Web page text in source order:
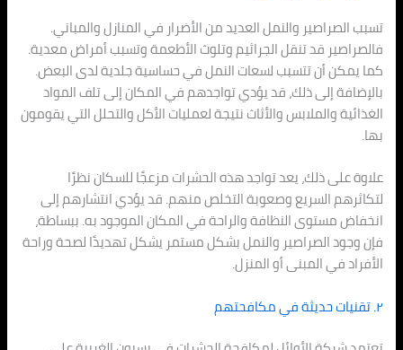
تسبب الصراصير والنمل العديد من الأضرار في المنازل والمباني.
فالصراصير قد تنقل الجراثيم وتلوث الأطعمة وتسبب أمراض معدية.
كما يمكن أن تتسبب لسعات النمل في حساسية جلدية لدى البعض.
بالإضافة إلى ذلك، قد يؤدي تواجدهم في المكان إلى تلف المواد
الغذائية والملابس والأثاث نتيجة لعمليات الأكل والتحلل التي يقومون
بها.
علاوة على ذلك، يعد تواجد هذه الحشرات مزعجًا للسكان نظرًا
لتكاثرهم السريع وصعوبة التخلص منهم. قد يؤدي انتشارهم إلى
انخفاض مستوى النظافة والراحة في المكان الموجود به. ببساطة،
فإن وجود الصراصير والنمل بشكل مستمر يشكل تهديدًا لصحة وراحة
الأفراد في المبنى أو المنزل.
٢. تقنيات حديثة في مكافحتهم